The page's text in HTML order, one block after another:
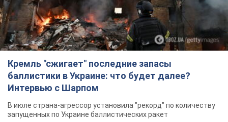
В июле страна-агрессор установила "рекорд" по количеству
запущенных по Украине баллистических ракет
4 часа назад 48,2 т.
В Екатеринбурге атакован склад Wildberries:
есть попадания, поднялся дым. Фото и видео
Россиянам не помогла даже работа ПВО
4 часа назад